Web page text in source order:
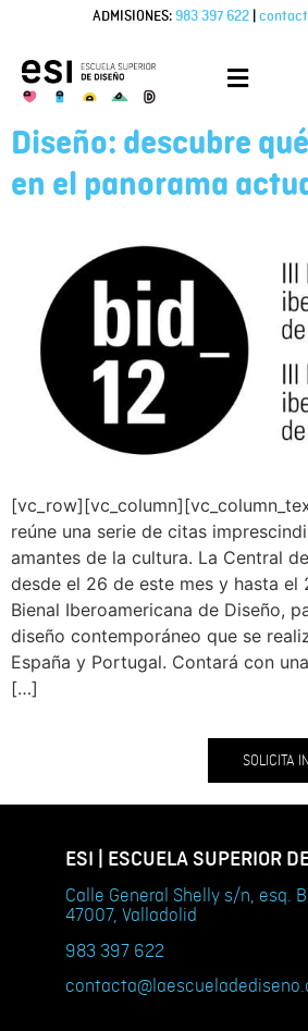
ADMISIONES: 983 397 622
Diseño: descubre
en el panorama
reúne una serie de citas
amantes de la cultura. La Central
desde el 26 de este mes y hasta el
Bienal Iberoamericana de Diseño,
diseño contemporáneo que se
España y Portugal. Contará con
[…]
SOLICITA
ESI | ESCUELA SUPERIOR
Calle General Shelly s/n, esq.
47007, Valladolid
983 397 622